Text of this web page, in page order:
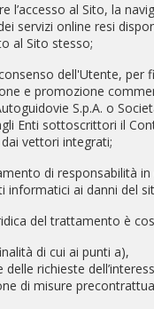
l’accesso al Sito, la
servizi online resi
al Sito stesso;
dell'Utente, per
e promozione
S.p.A. o
Enti sottoscrittori il
vettori integrati;
di responsabilità in
informatici ai danni del
del trattamento è
di cui ai punti a),
delle richieste
di misure